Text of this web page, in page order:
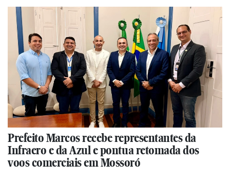
Prefeito Marcos recebe representantes da
Infraero e da Azul e pontua retomada dos
voos comerciais em Mossoró